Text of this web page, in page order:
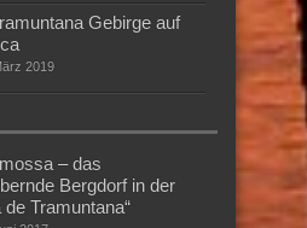
Gebirge auf
2019
– das
Bergdorf in der
de Tramuntana“